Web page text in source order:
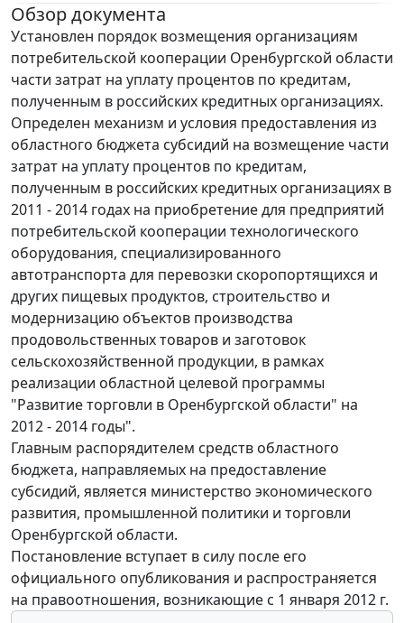
Обзор документа
Установлен порядок возмещения организациям
потребительской кооперации Оренбургской области
части затрат на уплату процентов по кредитам,
полученным в российских кредитных организациях.
Определен механизм и условия предоставления из
областного бюджета субсидий на возмещение части
затрат на уплату процентов по кредитам,
полученным в российских кредитных организациях в
2011 - 2014 годах на приобретение для предприятий
потребительской кооперации технологического
оборудования, специализированного
автотранспорта для перевозки скоропортящихся и
других пищевых продуктов, строительство и
модернизацию объектов производства
продовольственных товаров и заготовок
сельскохозяйственной продукции, в рамках
реализации областной целевой программы
"Развитие торговли в Оренбургской области" на
2012 - 2014 годы".
Главным распорядителем средств областного
бюджета, направляемых на предоставление
субсидий, является министерство экономического
развития, промышленной политики и торговли
Оренбургской области.
Постановление вступает в силу после его
официального опубликования и распространяется
на правоотношения, возникающие с 1 января 2012 г.